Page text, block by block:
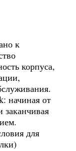
к
корпуса,
начиная от
заканчивая
для